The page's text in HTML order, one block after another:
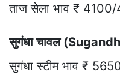
ताज सेला भाव ₹
सुगंधा चावल
सुगंधा स्टीम भाव ₹